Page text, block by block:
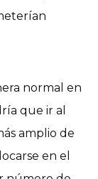
normal en
que ir al
amplio de
en el